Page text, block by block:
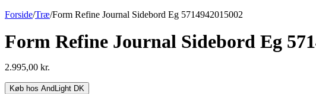
Forside/Træ/Form Refine Journal Sidebord Eg 5714942015002
Form Refine Journal Sidebord Eg
2.995,00 kr.
Køb hos AndLight DK